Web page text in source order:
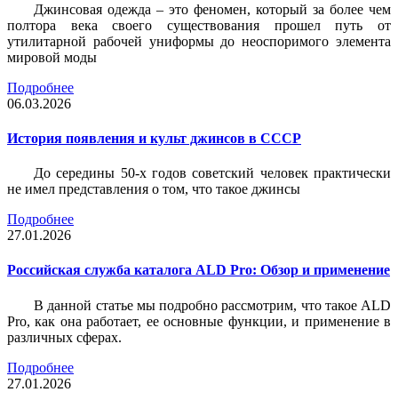
Джинсовая одежда – это феномен, который за более чем
полтора века своего существования прошел путь от
утилитарной рабочей униформы до неоспоримого элемента
мировой моды
Подробнее
06.03.2026
История появления и культ джинсов в СССР
До середины 50-х годов советский человек практически
не имел представления о том, что такое джинсы
Подробнее
27.01.2026
Российская служба каталога ALD Pro: Обзор и применение
В данной статье мы подробно рассмотрим, что такое ALD
Pro, как она работает, ее основные функции, и применение в
различных сферах.
Подробнее
27.01.2026